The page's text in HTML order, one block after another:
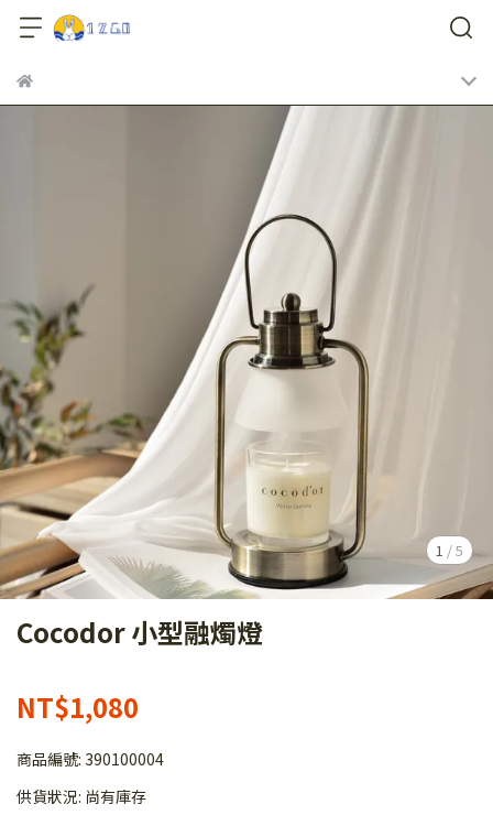
1 /5
Cocodor 小型融燭燈
NT$1,080
商品編號: 390100004
供貨狀況: 尚有庫存